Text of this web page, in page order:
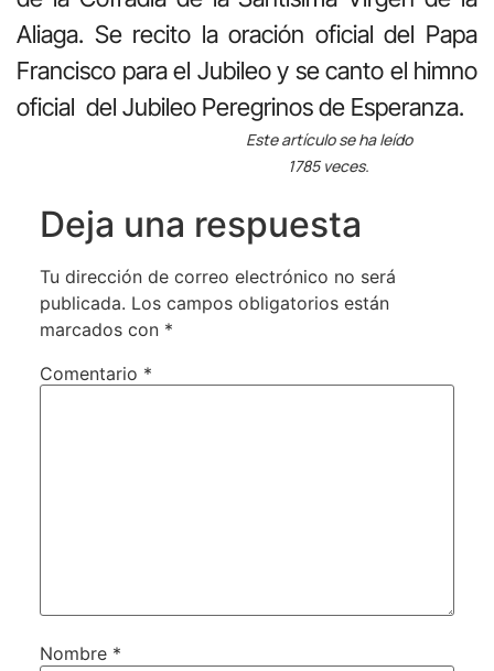
Aliaga. Se recito la oración oficial del Papa
Francisco para el Jubileo y se canto el himno
oficial del Jubileo Peregrinos de Esperanza.
Este artículo se ha leído
1785 veces.
Deja una respuesta
Tu dirección de correo electrónico no será
publicada. Los campos obligatorios están
marcados con *
Comentario *
Nombre *